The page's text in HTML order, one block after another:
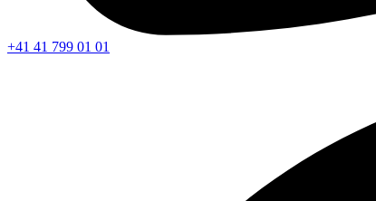
+41 41 799 01 01